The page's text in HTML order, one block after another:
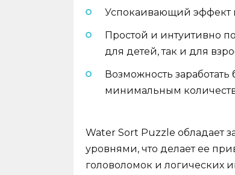
Успокаивающий эффект
Простой и интуитивно
для детей, так и для
Возможность
минимальным
Water Sort Puzzle обладает
уровнями, что делает ее
головоломок и логических